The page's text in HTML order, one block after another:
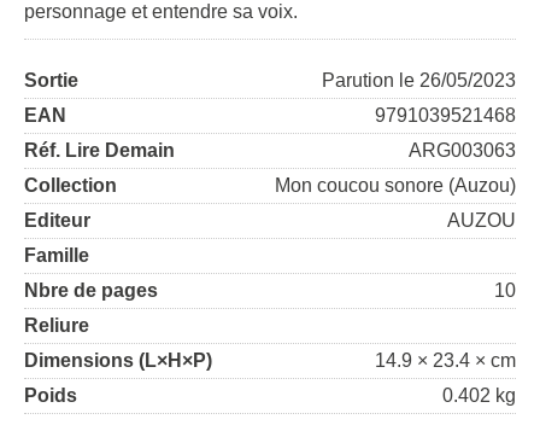
personnage et entendre sa voix.
Sortie
Parution le 26/05/2023
EAN
9791039521468
Réf. Lire Demain
ARG003063
Collection
Mon coucou sonore (Auzou)
Editeur
AUZOU
Famille
Nbre de pages
10
Reliure
Dimensions (L×H×P)
14.9 × 23.4 × cm
Poids
0.402 kg